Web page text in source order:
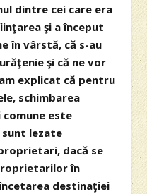
dintre cei care era
şi a început
în vârstă, că s-au
şi că ne vor
explicat că pentru
schimbarea
este
sunt lezate
dacă se
în
destinaţiei